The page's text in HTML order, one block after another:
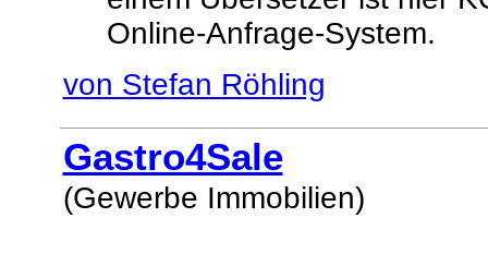
Online-Anfrage-System.
von Stefan Röhling
Gastro4Sale
(Gewerbe Immobilien)